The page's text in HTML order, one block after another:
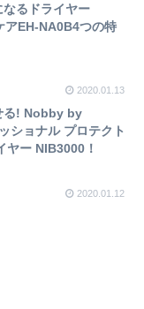
るドライヤー
EH-NA0B4つの特
2020.01.13
る! Nobby by
ショナル プロテクト
ヤー NIB3000！
2020.01.12